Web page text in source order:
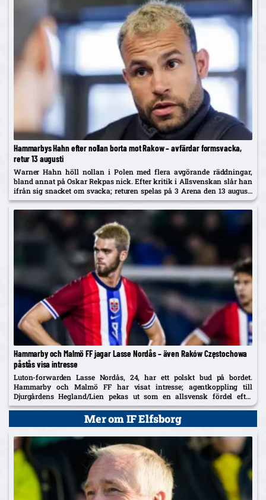
Hammarbys Hahn efter nollan borta mot Rakow – avfärdar formsvacka,
retur 13 augusti
Warner Hahn höll nollan i Polen med flera avgörande räddningar,
bland annat på Oskar Rekpas nick. Efter kritik i Allsvenskan slår han
ifrån sig snacket om svacka; returen spelas på 3 Arena den 13 augusti
och vinnaren går mot Žalgiris/Hajduk...
Hammarby och Malmö FF jagar Lasse Nordås – även Raków Częstochowa
påstås visa intresse
Luton-forwarden Lasse Nordås, 24, har ett polskt bud på bordet.
Hammarby och Malmö FF har visat intresse; agentkoppling till
Djurgårdens Hegland/Lien pekas ut som en allsvensk fördel efter
norrmannens succélån i Heerenveen.
Mer om IF Elfsborg